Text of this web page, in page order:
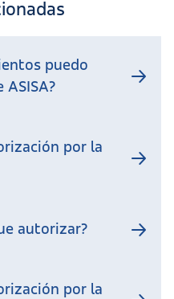
puedo
por la
autorizar?
por la